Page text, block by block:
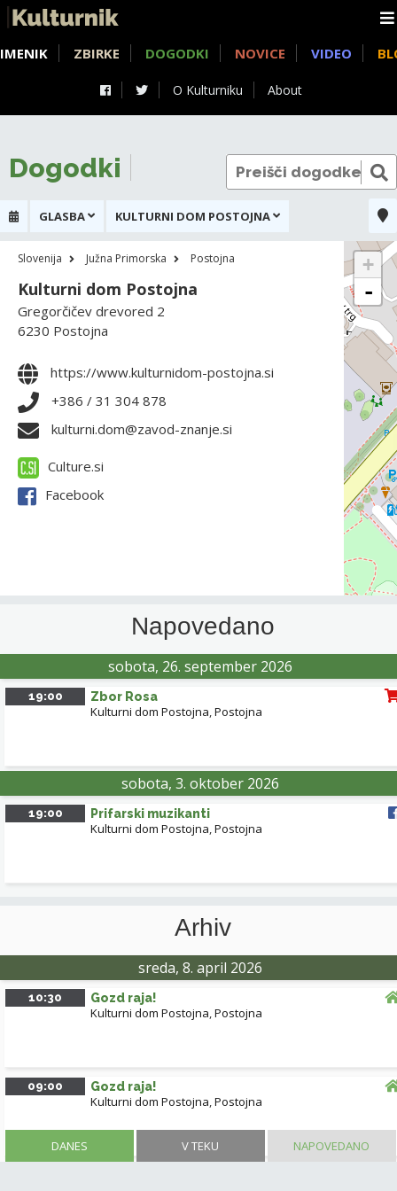
O Kulturniku About
IMENIK ZBIRKE DOGODKI NOVICE VIDEO
DANES V TEKU NAPOVEDANO
Dogodki
GLASBA KULTURNI DOM POSTOJNA
Slovenija Južna Primorska Postojna
Kulturni dom Postojna
Gregorčičev drevored 2
6230 Postojna
https://www.kulturnidom-postojna.si
+386 / 31 304 878
kulturni.dom@zavod-znanje.si
Culture.si
Facebook
+
-
Napovedano
sobota, 26. september 2026
19:00 Zbor Rosa
Kulturni dom Postojna,Postojna
sobota, 3. oktober 2026
19:00 Prifarski muzikanti
Kulturni dom Postojna,Postojna
Arhiv
sreda, 8. april 2026
10:30 Gozd raja!
Kulturni dom Postojna,Postojna
09:00 Gozd raja!
Kulturni dom Postojna,Postojna